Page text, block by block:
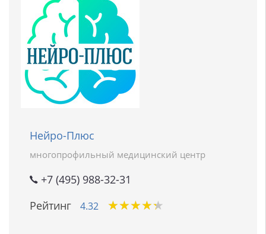
Нейро-Плюс
многопрофильный медицинский центр
+7 (495) 988-32-31
Рейтинг
4.32 ★★★★★
★★★★★